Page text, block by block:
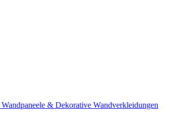
Wandpaneele & Dekorative Wandverkleidungen